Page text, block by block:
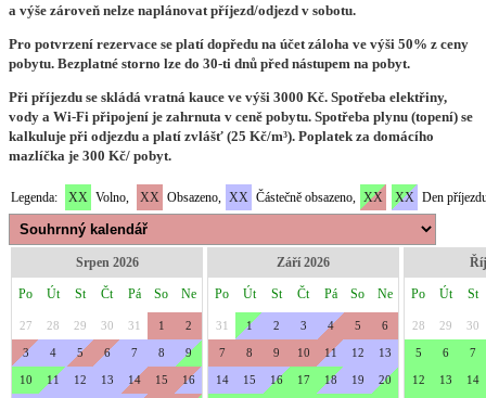
a výše zároveň nelze naplánovat příjezd/odjezd v sobotu.
Pro potvrzení rezervace se platí dopředu na účet záloha ve výši 50% z ceny
pobytu. Bezplatné storno lze do 30-ti dnů před nástupem na pobyt.
Při příjezdu se skládá vratná kauce ve výši 3000 Kč. Spotřeba elektřiny,
vody a Wi-Fi připojení je zahrnuta v ceně pobytu. Spotřeba plynu (topení) se
kalkuluje při odjezdu a platí zvlášť (25 Kč/m³). Poplatek za domácího
mazlíčka je 300 Kč/ pobyt.